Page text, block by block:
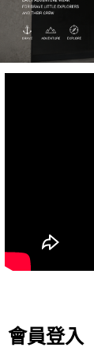
會員登入